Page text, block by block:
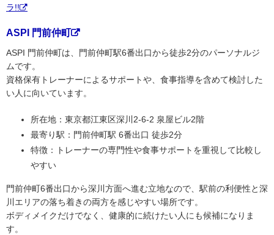
ラ!!
ASPI 門前仲町
ASPI 門前仲町は、門前仲町駅6番出口から徒歩2分のパーソナルジ
ムです。
資格保有トレーナーによるサポートや、食事指導を含めて検討した
い人に向いています。
所在地：東京都江東区深川2-6-2 泉屋ビル2階
最寄り駅：門前仲町駅 6番出口 徒歩2分
特徴：トレーナーの専門性や食事サポートを重視して比較し
やすい
門前仲町6番出口から深川方面へ進む立地なので、駅前の利便性と深
川エリアの落ち着きの両方を感じやすい場所です。
ボディメイクだけでなく、健康的に続けたい人にも候補になりま
す。